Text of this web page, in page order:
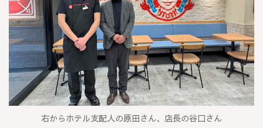
右からホテル支配人の原田さん、店長の谷口さん